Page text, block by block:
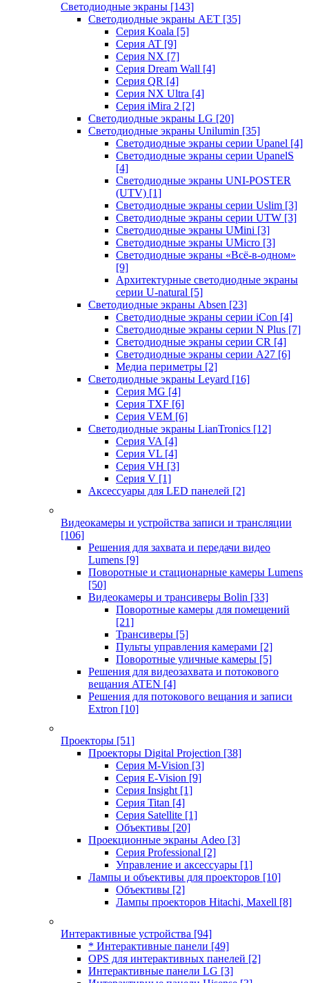
Светодиодные экраны [143]
Светодиодные экраны AET [35]
Cерия Koala [5]
Серия AT [9]
Серия NX [7]
Серия Dream Wall [4]
Серия QR [4]
Серия NX Ultra [4]
Серия iMira 2 [2]
Светодиодные экраны LG [20]
Светодиодные экраны Unilumin [35]
Светодиодные экраны серии Upanel [4]
Светодиодные экраны серии UpanelS
[4]
Светодиодные экраны UNI-POSTER
(UTV) [1]
Светодиодные экраны серии Uslim [3]
Светодиодные экраны серии UTW [3]
Светодиодные экраны UMini [3]
Светодиодные экраны UMicro [3]
Светодиодные экраны «Всё-в-одном»
[9]
Архитектурные светодиодные экраны
серии U-natural [5]
Светодиодные экраны Absen [23]
Светодиодные экраны серии iCon [4]
Светодиодные экраны серии N Plus [7]
Светодиодные экраны серии CR [4]
Светодиодные экраны серии А27 [6]
Медиа периметры [2]
Светодиодные экраны Leyard [16]
Серия MG [4]
Серия TXF [6]
Серия VEM [6]
Светодиодные экраны LianTronics [12]
Серия VA [4]
Серия VL [4]
Серия VH [3]
Серия V [1]
Аксессуары для LED панелей [2]
Видеокамеры и устройства записи и трансляции
[106]
Решения для захвата и передачи видео
Lumens [9]
Поворотные и стационарные камеры Lumens
[50]
Видеокамеры и трансиверы Bolin [33]
Поворотные камеры для помещений
[21]
Трансиверы [5]
Пульты управления камерами [2]
Поворотные уличные камеры [5]
Решения для видеозахвата и потокового
вещания ATEN [4]
Решения для потокового вещания и записи
Extron [10]
Проекторы [51]
Проекторы Digital Projection [38]
Серия M-Vision [3]
Серия E-Vision [9]
Серия Insight [1]
Серия Titan [4]
Серия Satellite [1]
Объективы [20]
Проекционные экраны Adeo [3]
Серия Professional [2]
Управление и аксессуары [1]
Лампы и объективы для проекторов [10]
Объективы [2]
Лампы проекторов Hitachi, Maxell [8]
Интерактивные устройства [94]
* Интерактивные панели [49]
OPS для интерактивных панелей [2]
Интерактивные панели LG [3]